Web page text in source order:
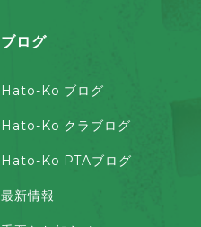
ブログ
Hato-Ko ブログ
Hato-Ko クラブログ
Hato-Ko PTAブログ
最新情報